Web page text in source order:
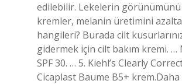
edilebilir. Lekelerin görünümünü
kremler, melanin üretimini
hangileri? Burada cilt
gidermek için cilt bakım kremi.
SPF 30. … 5. Kiehl’s Clearly
Cicaplast Baume B5+